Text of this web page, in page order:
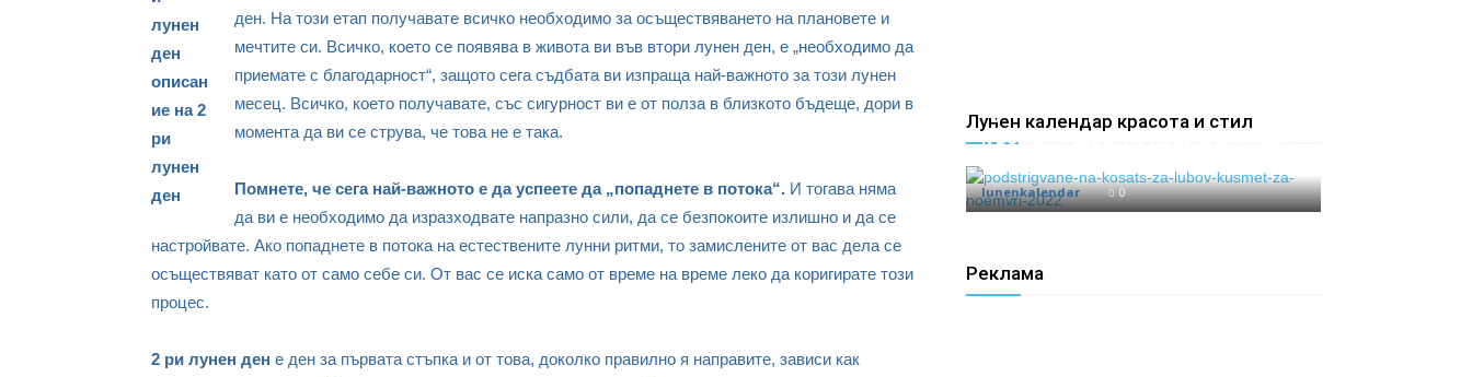
ден. На този етап получавате всичко необходимо за осъществяването на плановете и
мечтите си. Всичко, което се появява в живота ви във втори лунен ден, е „необходимо да
приемате с благодарност“, защото сега съдбата ви изпраща най-важното за този лунен
месец. Всичко, което получавате, със сигурност ви е от полза в близкото бъдеще, дори в
момента да ви се струва, че това не е така.
Помнете, че сега най-важното е да успеете да „попаднете в потока“. И тогава няма
да ви е необходимо да изразходвате напразно сили, да се безпокоите излишно и да се
настройвате. Ако попаднете в потока на естествените лунни ритми, то замислените от вас дела се
осъществяват като от само себе си. От вас се иска само от време на време леко да коригирате този
процес.
2 ри лунен ден е ден за първата стъпка и от това, доколко правилно я направите, зависи как
Лунен календар красота и стил
късмет и щастие през Декември
lunenkalendar 0
Реклама